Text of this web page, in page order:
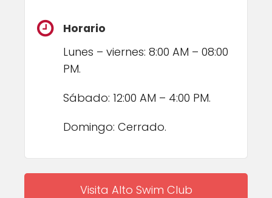
Horario
Lunes – viernes: 8:00 AM – 08:00
PM.
Sábado: 12:00 AM – 4:00 PM.
Domingo: Cerrado.
Visita Alto Swim Club